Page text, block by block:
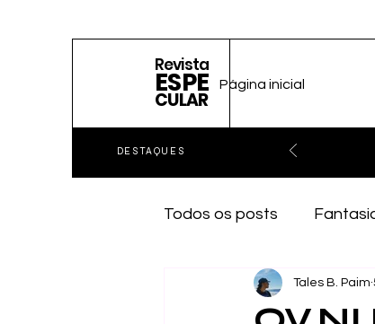
Revista
ESPE
CULAR
DESTAQUES
Página inicial
Todos os posts
Tales B. Paim